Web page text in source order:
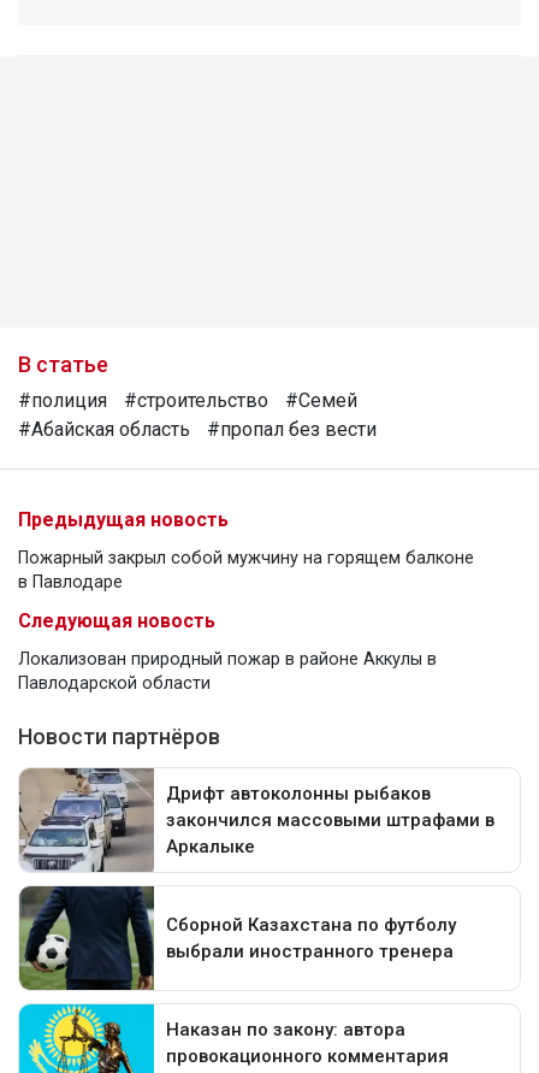
В статье
#полиция #строительство
#Семей
#Абайская область
#пропал без вести
Предыдущая новость
Пожарный закрыл собой мужчину на горящем балконе
в Павлодаре
Следующая новость
Локализован природный пожар в районе Аккулы в
Павлодарской области